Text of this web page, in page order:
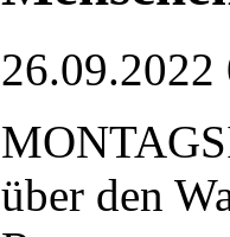
26.09.2022
über den